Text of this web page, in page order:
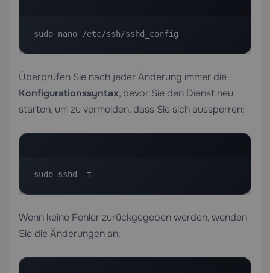
sudo nano /etc/ssh/sshd_config
Überprüfen Sie nach jeder Änderung immer die
Konfigurationssyntax, bevor Sie den Dienst neu
starten, um zu vermeiden, dass Sie sich aussperren:
sudo sshd -t
Wenn keine Fehler zurückgegeben werden, wenden
Sie die Änderungen an: